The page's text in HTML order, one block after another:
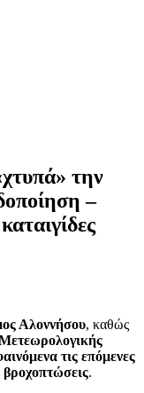
την
–
Αλοννήσου, καθώς
τις επόμενες
βροχοπτώσεις.